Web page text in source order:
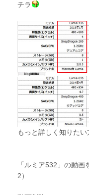
チラ
もっと詳しく知りた
「ルミア532」の動画
2）